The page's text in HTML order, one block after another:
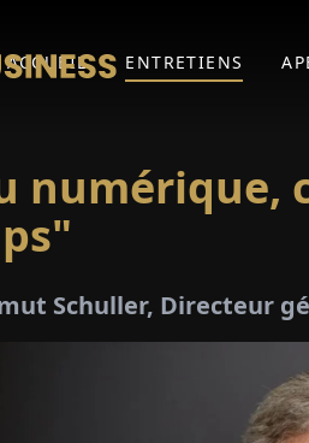
ACCUEIL ENTRETIENS
numérique,
Schuller, Directeur